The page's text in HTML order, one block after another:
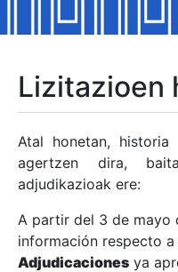
Erakutsi/Ezkutatu
Erakutsi/Ezkutatu
Erakutsi/Ezkutatu
Erakutsi/Ezkutatu
Lizitazioen
Atal honetan,
agertzen dira,
adjudikazioak ere:
A partir del 3 de mayo
información respecto a
Adjudicaciones ya